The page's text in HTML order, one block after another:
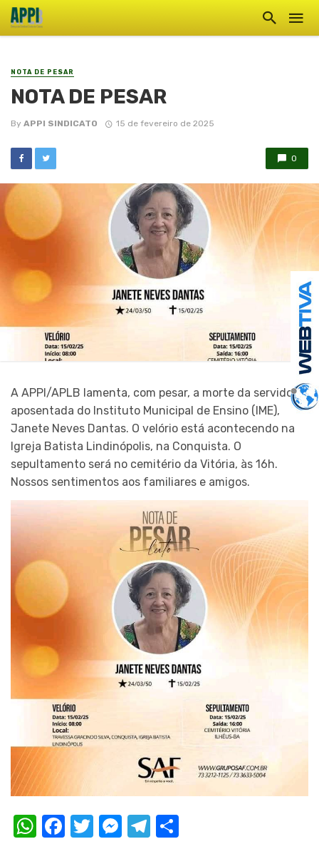
NOTA DE PESAR
NOTA DE PESAR
By APPI SINDICATO 15 de fevereiro de 2025
0
A APPI/APLB lamenta, com pesar, a morte da servidora
aposentada do Instituto Municipal de Ensino (IME),
Janete Neves Dantas. O velório está acontecendo na
Igreja Batista Lindinópolis, na Conquista. O
sepultamento será no cemitério da Vitória, às 16h.
Nossos sentimentos aos familiares e amigos.
WhatsApp
Facebook
Twitter
Messenger
Telegram